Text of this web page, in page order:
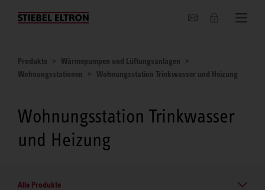
Unternehmen
Produkte
Wärmepumpen und Lüftungsanlagen
Wohnungsstationen
Wohnungsstation Trinkwasser und Heizung
Wohnungsstation Trinkwasser
und Heizung
Alle Produkte